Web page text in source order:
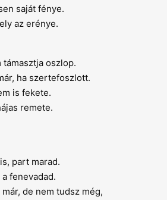
saját fénye.
az erénye.
oszlop.
ha szertefoszlott.
is fekete.
remete.
part marad.
fenevadad.
de nem tudsz még,